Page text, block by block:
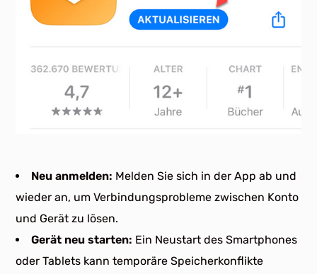
Neu anmelden: Melden Sie sich in der App ab und
wieder an, um Verbindungsprobleme zwischen Konto
und Gerät zu lösen.
Gerät neu starten: Ein Neustart des Smartphones
oder Tablets kann temporäre Speicherkonflikte